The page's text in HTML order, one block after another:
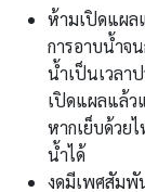
ห้ามเปิดแผล
การอาบน้ำจ
น้ำเป็นเวลา
เปิดแผลแล้ว
หากเย็บด้วย
น้ำได้
งดมีเพศสัมพั